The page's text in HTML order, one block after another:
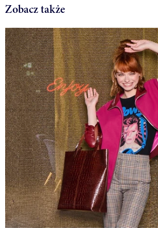
Zobacz także